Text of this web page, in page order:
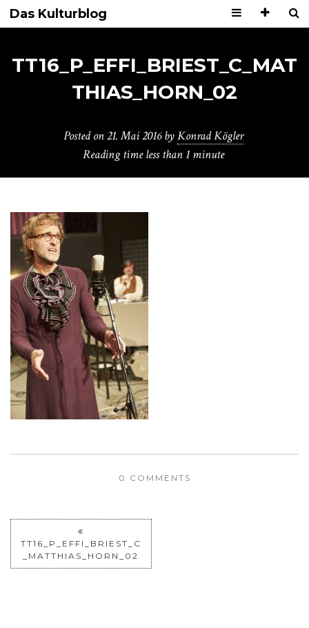
Das Kulturblog
TT16_P_EFFI_BRIEST_C_MAT
THIAS_HORN_02
Posted on21. Mai 2016 byKonrad Kögler
Reading timeless than 1 minute
0 COMMENTS
TT16_P_EFFI_BRIEST_C
_MATTHIAS_HORN_02